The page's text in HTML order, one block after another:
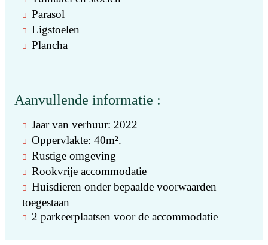
Parasol
Ligstoelen
Plancha
Aanvullende informatie :
Jaar van verhuur: 2022
Oppervlakte: 40m².
Rustige omgeving
Rookvrije accommodatie
Huisdieren onder bepaalde voorwaarden
toegestaan
2 parkeerplaatsen voor de accommodatie